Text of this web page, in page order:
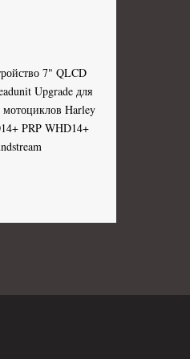
7" QLCD
Upgrade для
мотоциклов Harley
PRP WHD14+